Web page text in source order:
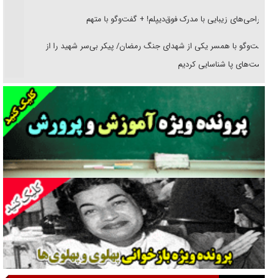
جراحی‌های زیبایی با مدرک فوق‌دیپلم! + گفت‌وگو با متهم
گفت‌وگو با همسر یکی از شهدای جنگ رمضان/ پیکر بی‌سر شهید را از
انگشت‌های پا شناسایی کردیم
نسلی که آنلاین الگو می‌گیرد
گفت‌وگو با آیت‌الله جاودان/ جفای مخالفان مکانت معنوی رهبر شهید را
ارتقا می‌داد
راننده مست به قانون می‌خندد
همه آقای دوربینی شده‌ایم!
قصه ناتمام سرویس مدارس
آیا مقاومت فلسطین خلع‌سلاح می‌شود؟
الگوی وحدت‌آفرین در ادراک سیاست خارجی